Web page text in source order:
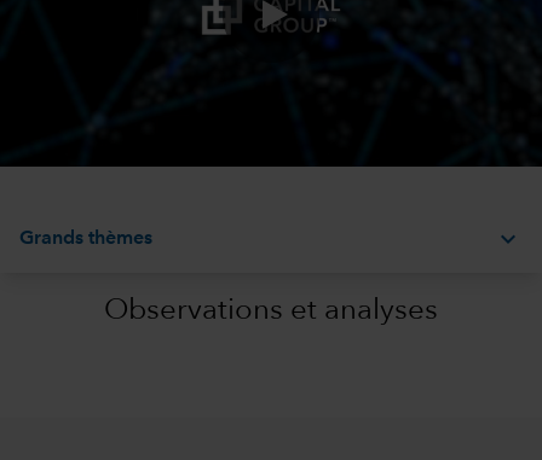
Grands thèmes expand_more
Observations et analyses